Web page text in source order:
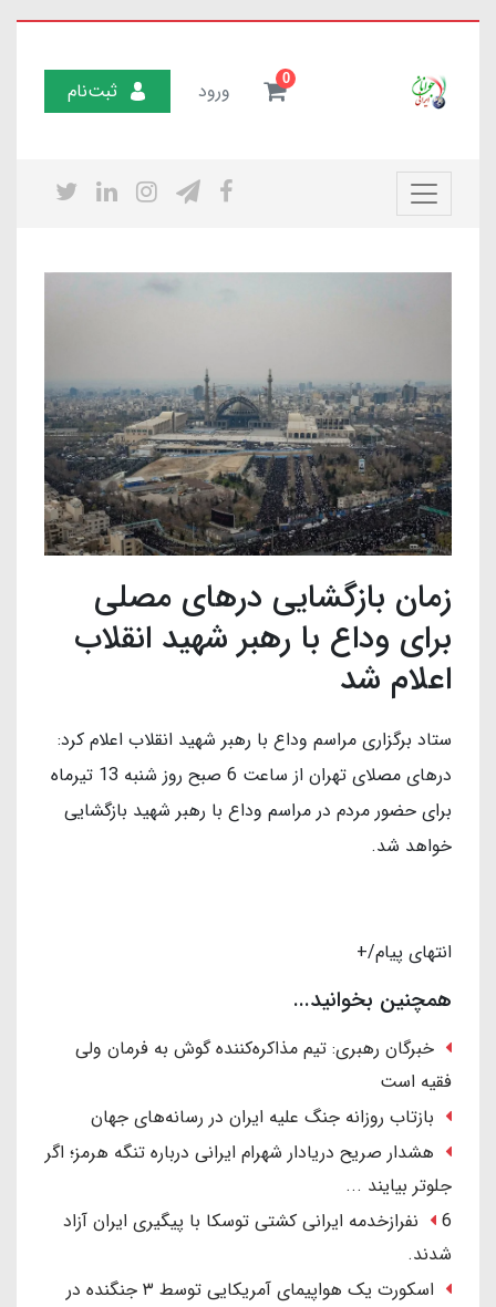
0 ورود ثبت‌نام
زمان بازگشایی درهای مصلی
برای وداع با رهبر شهید انقلاب
اعلام شد
ستاد برگزاری مراسم وداع با رهبر شهید انقلاب اعلام کرد:
درهای مصلای تهران از ساعت 6 صبح روز شنبه 13 تیرماه
برای حضور مردم در مراسم وداع با رهبر شهید بازگشایی
خواهد شد.
انتهای پیام/+
همچنین بخوانید...
خبرگان رهبری: تیم مذاکره‌کننده گوش به فرمان ولی
فقیه است
بازتاب روزانه جنگ علیه ایران در رسانه‌های جهان
هشدار صریح دریادار شهرام ایرانی درباره تنگه هرمز؛ اگر
جلوتر بیایند ...
6 نفرازخدمه ایرانی کشتی توسکا با پیگیری ایران آزاد
شدند.
اسکورت یک هواپیمای آمریکایی توسط ۳ جنگنده در